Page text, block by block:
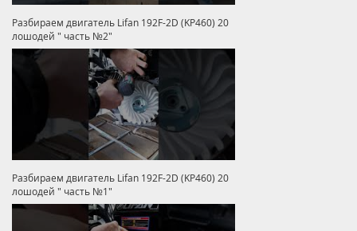
Разбираем двигатель Lifan 192F-2D (KP460) 20
лошодей " часть №2"
Разбираем двигатель Lifan 192F-2D (KP460) 20
лошодей " часть №1"